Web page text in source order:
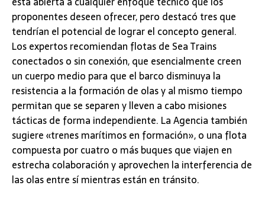
proponentes deseen ofrecer, pero destacó tres que
tendrían el potencial de lograr el concepto general.
Los expertos recomiendan flotas de Sea Trains
conectados o sin conexión, que esencialmente creen
un cuerpo medio para que el barco disminuya la
resistencia a la formación de olas y al mismo tiempo
permitan que se separen y lleven a cabo misiones
tácticas de forma independiente. La Agencia también
sugiere «trenes marítimos en formación», o una flota
compuesta por cuatro o más buques que viajen en
estrecha colaboración y aprovechen la interferencia de
las olas entre sí mientras están en tránsito.